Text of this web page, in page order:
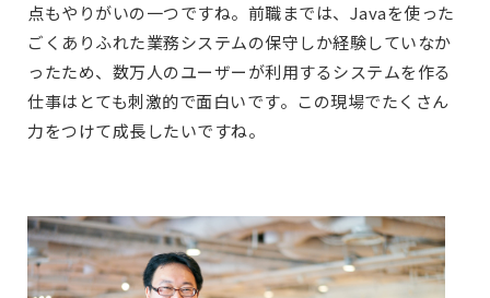
点もやりがいの一つですね。前職までは、Javaを使った
ごくありふれた業務システムの保守しか経験していなか
ったため、数万人のユーザーが利用するシステムを作る
仕事はとても刺激的で面白いです。この現場でたくさん
力をつけて成長したいですね。